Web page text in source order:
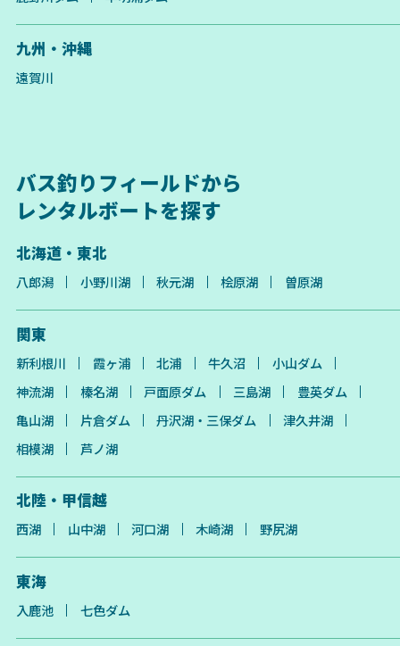
九州・沖縄
遠賀川
バス釣りフィールドから
レンタルボートを探す
北海道・東北
八郎潟 小野川湖 秋元湖 桧原湖 曽原湖
関東
新利根川 霞ヶ浦 北浦 牛久沼
小山ダム
神流湖
榛名湖 戸面原ダム 三島湖
豊英ダム
亀山湖
片倉ダム 丹沢湖・三保ダム
津久井湖
相模湖
芦ノ湖
北陸・甲信越
西湖 山中湖 河口湖 木崎湖 野尻湖
東海
入鹿池 七色ダム